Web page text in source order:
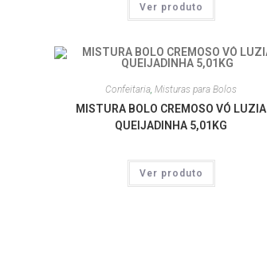
Ver produto
Confeitaria, Misturas para Bolos
MISTURA BOLO CREMOSO VÓ LUZIA
QUEIJADINHA 5,01KG
Ver produto